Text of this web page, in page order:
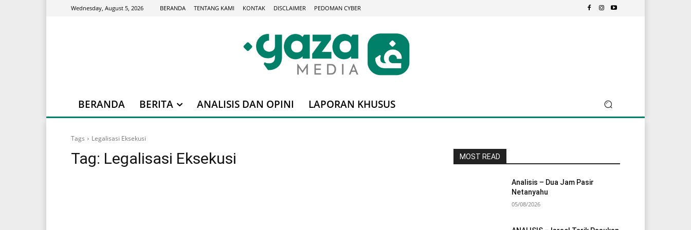
Wednesday, August 5, 2026 BERANDA TENTANG KAMI KONTAK DISCLAIMER PEDOMAN CYBER
BERANDA BERITA ANALISIS DAN OPINI LAPORAN KHUSUS
Tags Legalisasi Eksekusi
Tag: Legalisasi Eksekusi MOST READ
Analisis – Dua Jam Pasir
Netanyahu
05/08/2026